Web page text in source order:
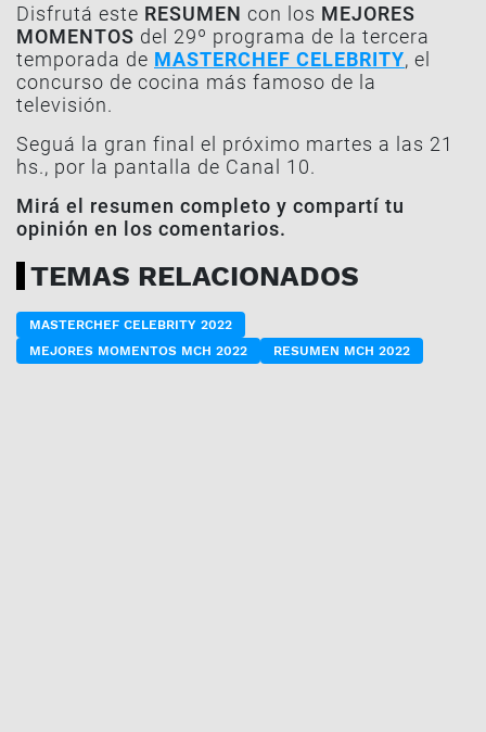
Disfrutá este RESUMEN con los MEJORES
MOMENTOS del 29º programa de la tercera
temporada de MASTERCHEF CELEBRITY, el
concurso de cocina más famoso de la
televisión.
Seguá la gran final el próximo martes a las 21
hs., por la pantalla de Canal 10.
Mirá el resumen completo y compartí tu
opinión en los comentarios.
TEMAS RELACIONADOS
MASTERCHEF CELEBRITY 2022
MEJORES MOMENTOS MCH 2022
RESUMEN MCH 2022